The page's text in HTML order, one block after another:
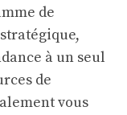
de
à un seul
de
vous